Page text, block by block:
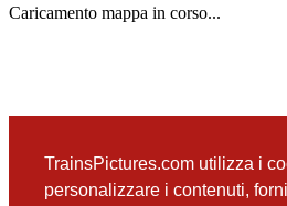
TrainsPictures.com utilizza i
personalizzare i contenuti,
Caricamento mappa in corso...